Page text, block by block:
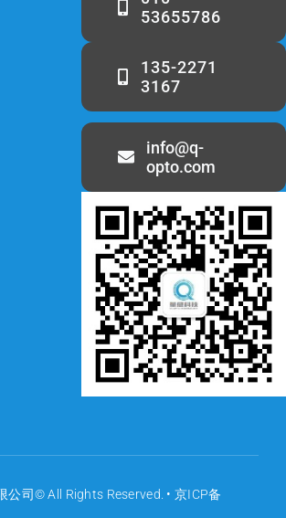
53655786
135-2271
3167
info@q-
opto.com
公司© All Rights Reserved. • 京ICP备